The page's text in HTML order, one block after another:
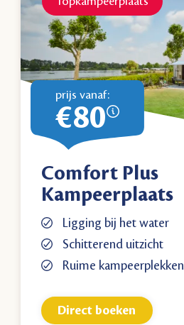
prijs vanaf:
€80
Comfort Plus
Kampeerplaats
Ligging bij het water
Schitterend uitzicht
Ruime kampeerplekken
Direct boeken